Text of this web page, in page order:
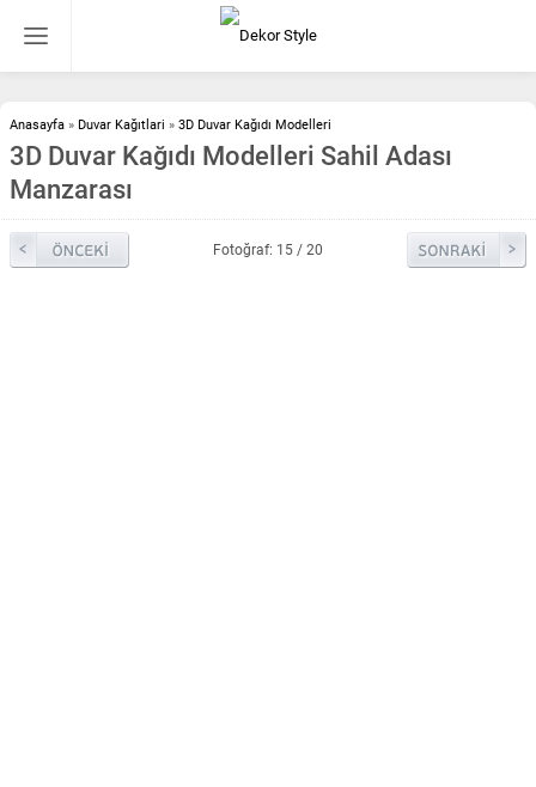
Anasayfa » Duvar Kağıtlari » 3D Duvar Kağıdı Modelleri
3D Duvar Kağıdı Modelleri Sahil Adası
Manzarası
Fotoğraf: 15 / 20